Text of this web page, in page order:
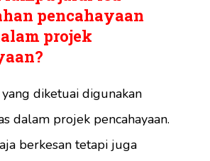
pencahayaan
projek
diketuai digunakan
dalam projek pencahayaan.
berkesan tetapi juga